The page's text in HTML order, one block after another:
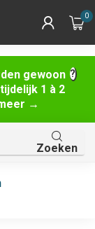
gewoon
1 à 2
→
0
Zoeken